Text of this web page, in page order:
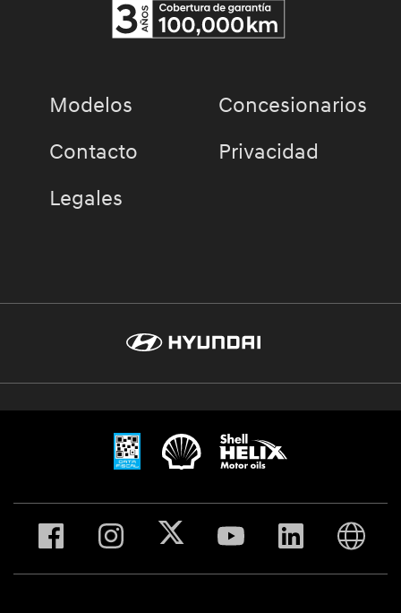
Modelos
Concesionarios
Contacto
Privacidad
Legales